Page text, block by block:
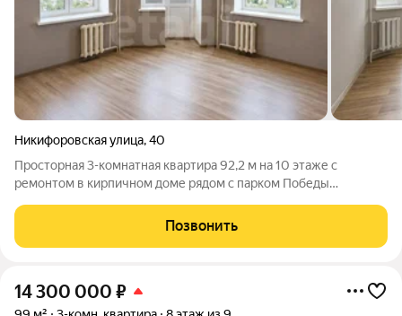
Никифоровская улица,40
Просторная 3-комнатная квартира 92,2 м на 10 этаже с
ремонтом в кирпичном доме рядом с парком Победы
удобная планировка создают ощущение настоящего
Позвонить
14 300 000 ₽